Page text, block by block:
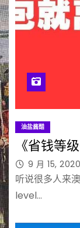
油盐酱醋
《省钱等
9 月 15, 2020
听说很多人来
level…